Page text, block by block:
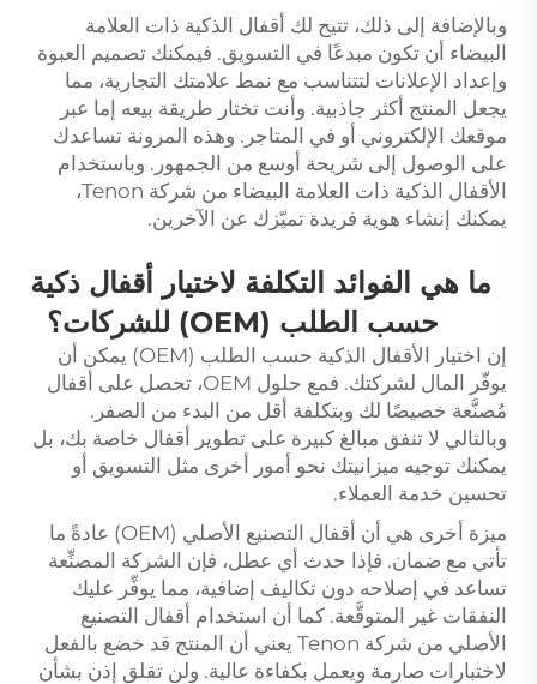
وبالإضافة إلى ذلك، تتيح لك أقفال الذكية ذات العلامة
البيضاء أن تكون مبدعًا في التسويق. فيمكنك تصميم العبوة
وإعداد الإعلانات لتتناسب مع نمط علامتك التجارية، مما
يجعل المنتج أكثر جاذبية. وأنت تختار طريقة بيعه إما عبر
موقعك الإلكتروني أو في المتاجر. وهذه المرونة تساعدك
على الوصول إلى شريحة أوسع من الجمهور. وباستخدام
الأقفال الذكية ذات العلامة البيضاء من شركة Tenon،
يمكنك إنشاء هوية فريدة تميّزك عن الآخرين.
ما هي الفوائد التكلفة لاختيار أقفال ذكية
حسب الطلب (OEM) للشركات؟
إن اختيار الأقفال الذكية حسب الطلب (OEM) يمكن أن
يوفّر المال لشركتك. فمع حلول OEM، تحصل على أقفال
مُصنَّعة خصيصًا لك وبتكلفة أقل من البدء من الصفر.
وبالتالي لا تنفق مبالغ كبيرة على تطوير أقفال خاصة بك، بل
يمكنك توجيه ميزانيتك نحو أمور أخرى مثل التسويق أو
تحسين خدمة العملاء.
ميزة أخرى هي أن أقفال التصنيع الأصلي (OEM) عادةً ما
تأتي مع ضمان. فإذا حدث أي عطل، فإن الشركة المصنِّعة
تساعد في إصلاحه دون تكاليف إضافية، مما يوفِّر عليك
النفقات غير المتوقَّعة. كما أن استخدام أقفال التصنيع
الأصلي من شركة Tenon يعني أن المنتج قد خضع بالفعل
لاختبارات صارمة ويعمل بكفاءة عالية. ولن تقلق إذن بشأن